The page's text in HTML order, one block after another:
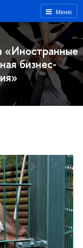
Меню
«Иностранные
бизнес-